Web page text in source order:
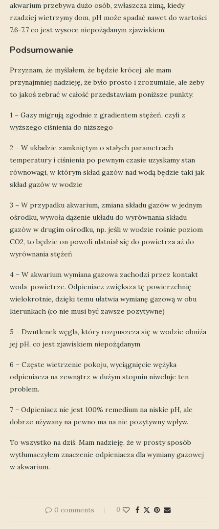
akwarium przebywa dużo osób, zwłaszcza zimą, kiedy
rzadziej wietrzymy dom, pH może spadać nawet do wartości
7.6-7.7 co jest wysoce niepożądanym zjawiskiem.
Podsumowanie
Przyznam, że myślałem, że będzie krócej, ale mam
przynajmniej nadzieję, że było prosto i zrozumiale, ale żeby
to jakoś zebrać w całość przedstawiam poniższe punkty:
1 – Gazy migrują zgodnie z gradientem stężeń, czyli z
wyższego ciśnienia do niższego
2 – W układzie zamkniętym o stałych parametrach
temperatury i ciśnienia po pewnym czasie uzyskamy stan
równowagi, w którym skład gazów nad wodą będzie taki jak
skład gazów w wodzie
3 – W przypadku akwarium, zmiana składu gazów w jednym
ośrodku, wywoła dążenie układu do wyrównania składu
gazów w drugim ośrodku, np. jeśli w wodzie rośnie poziom
CO2, to będzie on powoli ulatniał się do powietrza aż do
wyrównania stężeń
4 – W akwarium wymiana gazowa zachodzi przez kontakt
woda-powietrze. Odpieniacz zwiększa tę powierzchnię
wielokrotnie, dzięki temu ułatwia wymianę gazową w obu
kierunkach (co nie musi być zawsze pozytywne)
5 – Dwutlenek węgla, który rozpuszcza się w wodzie obniża
jej pH, co jest zjawiskiem niepożądanym
6 – Częste wietrzenie pokoju, wyciągnięcie wężyka
odpieniacza na zewnątrz w dużym stopniu niweluje ten
problem.
7 – Odpieniacz nie jest 100% remedium na niskie pH, ale
dobrze używany na pewno ma na nie pozytywny wpływ.
To wszystko na dziś. Mam nadzieję, że w prosty sposób
wytłumaczyłem znaczenie odpieniacza dla wymiany gazowej
w akwarium.
0 comments 0